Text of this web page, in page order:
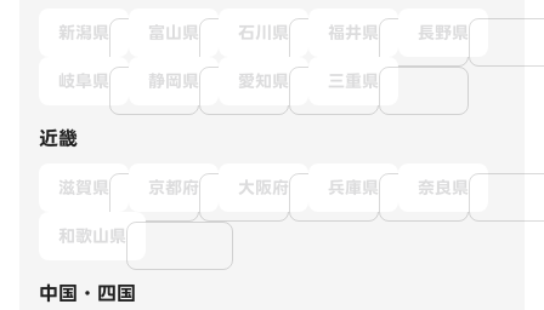
新潟県 富山県 石川県 福井県
長野県
岐阜県
静岡県 愛知県 三重県
近畿
滋賀県 京都府 大阪府 兵庫県
奈良県
和歌山県
中国・四国